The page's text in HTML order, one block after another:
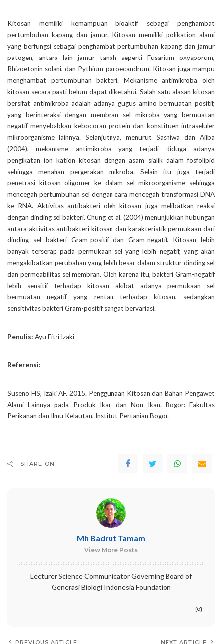
Kitosan memiliki kemampuan bioaktif sebagai penghambat
pertumbuhan kapang dan jamur. Kitosan memiliki polikation alami
yang berfungsi sebagai penghambat pertumbuhan kapang dan jamur
patogen, antara lain jamur tanah seperti Fusarium oxysporum,
Rhizoetonin solani, dan Pythium paroecandrum. Kitosan juga mampu
menghambat pertumbuhan bakteri. Mekanisme antimikroba oleh
kitosan secara pasti belum dapat diketahui. Salah satu alasan kitosan
bersifat antimikroba adalah adanya gugus amino bermuatan positif,
yang berinteraksi dengan membran sel mikroba yang bermuatan
negatif menyebabkan kebocoran protein dan konstituen intraseluler
mikroorganisme lainnya. Selanjutnya, menurut Sashiwa dan Aiiba
(2004), mekanisme antimikroba yang terjadi diduga adanya
pengikatan ion kation kitosan dengan asam sialik dalam fosfolipid
sehingga menahan pergerakan mikroba. Selain itu juga terjadi
penetrasi kitosan oligomer ke dalam sel mikroorganisme sehingga
mencegah pertumbuhan sel dengan cara mencegah transformasi DNA
ke RNA. Aktivitas antibakteri oleh kitosan juga melibatkan reaksi
dengan dinding sel bakteri. Chung et al. (2004) menunjukkan hubungan
antara aktivitas antibakteri kitosan dan karakteristik permukaan dari
dinding sel bakteri Gram-positif dan Gram-negatif. Kitosan lebih
banyak terserap pada permukaan sel yang lebih negatif, yang akan
mengakibatkan perubahan yang lebih besar dalam struktur dinding sel
dan permeabilitas sel membran. Oleh karena itu, bakteri Gram-negatif
lebih sensitif terhadap kitosan akibat adanya permukaan sel
bermuatan negatif yang rentan terhadap kitosan, sedangkan
sensitivitas bakteri Gram-positif sangat bervariasi.
Penulis: Ayu Fitri Izaki
Referensi:
Suseno HS, Izaki AF. 2015. Penggunaan Kitosan dan Bahan Pengawet
Alami Lainnya pada Produk Ikan dan Non Ikan. Bogor: Fakultas
Perikanan dan Ilmu Kelautan, Institut Pertanian Bogor.
SHARE ON
Mh Badrut Tamam
View More Posts
Lecturer Science Communicator Governing Board of
Generasi Biologi Indonesia Foundation
PREVIOUS ARTICLE NEXT ARTICLE